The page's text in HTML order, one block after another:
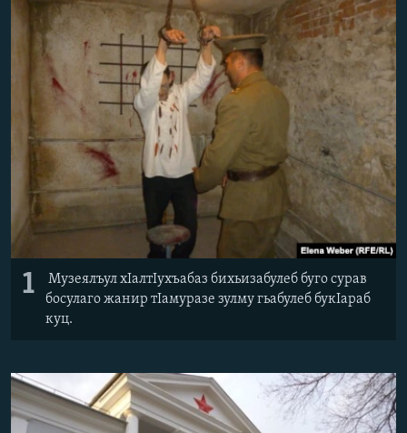
РАСПИСАНИЕ ВЕЩАНИЯ
ПОДПИШИТЕСЬ НА РАССЫЛКУ
СОЦИАЛЬНЫЕ СЕТИ
Все сайты РСЕ/РС
1
Музеялъул хIалтIухъабаз бихьизабулеб буго сурав
босулаго жанир тIамуразе зулму гьабулеб букIараб
куц.